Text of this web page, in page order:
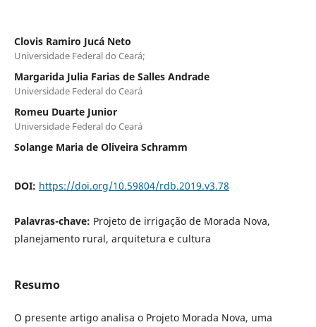
Clovis Ramiro Jucá Neto
Universidade Federal do Ceará;
Margarida Julia Farias de Salles Andrade
Universidade Federal do Ceará
Romeu Duarte Junior
Universidade Federal do Ceará
Solange Maria de Oliveira Schramm
DOI: https://doi.org/10.59804/rdb.2019.v3.78
Palavras-chave: Projeto de irrigação de Morada Nova,
planejamento rural, arquitetura e cultura
Resumo
O presente artigo analisa o Projeto Morada Nova, uma